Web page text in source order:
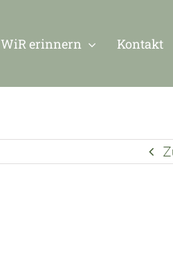
WiR erinnern Kontakt